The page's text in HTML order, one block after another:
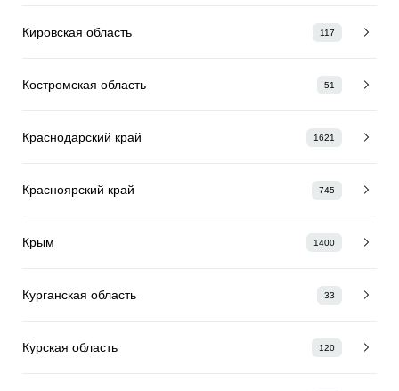
Кировская область 117
Костромская область 51
Краснодарский край 1621
Красноярский край 745
Крым 1400
Курганская область 33
Курская область 120